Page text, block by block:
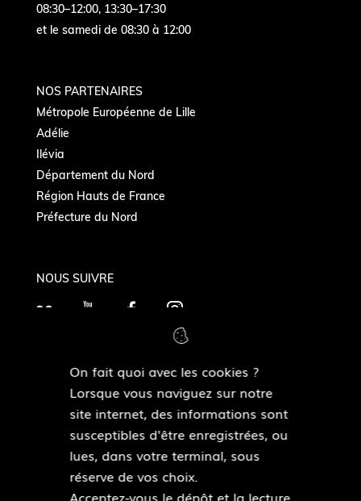
On fait quoi avec les cookies ?
Lorsque vous naviguez sur notre
site internet, des informations sont
susceptibles d'être enregistrées, ou
lues, dans votre terminal, sous
réserve de vos choix.
Acceptez-vous le dépôt et la lecture
08:30–12:00, 13:30–17:30
et le samedi de 08:30 à 12:00
NOS PARTENAIRES
Métropole Européenne de Lille
Adélie
Ilévia
Département du Nord
Région Hauts de France
Préfecture du Nord
NOUS SUIVRE
F
Y
T
u
b
e
F
e
b
o
o
k
I
t
a
g
r
a
m
MAIRIES DE QUARTIERS
Découvrir les mairies de quartiers
ESPACE PRESSE
Accéder à l’espace presse